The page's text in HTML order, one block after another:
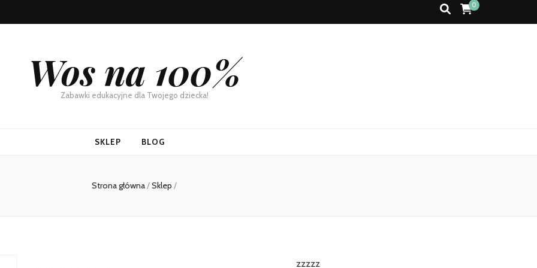
0
Wos na 100%
Zabawki edukacyjne dla Twojego dziecka!
SKLEP BLOG
Strona główna/Sklep /
zzzzz